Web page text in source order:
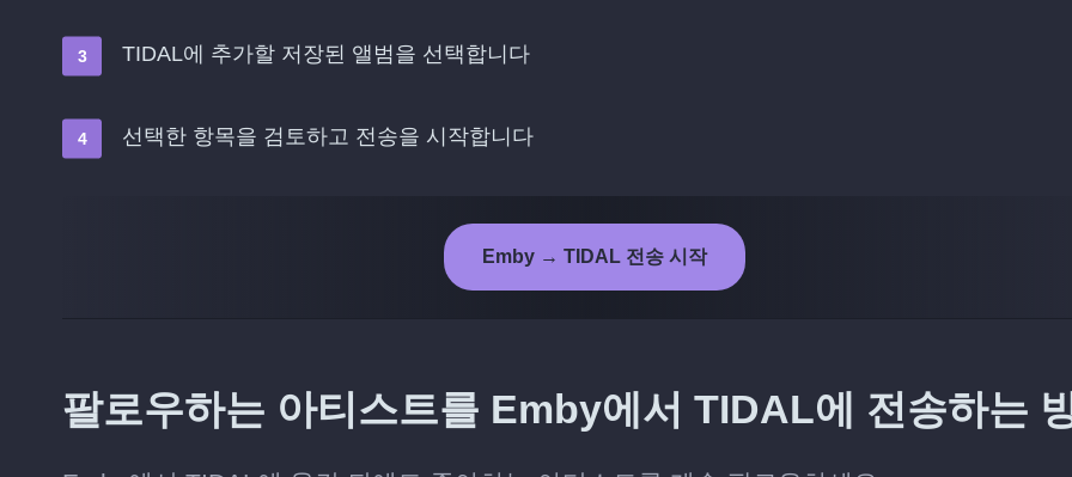
TIDAL에 추가할 저장된 앨범을 선택합니다
선택한 항목을 검토하고 전송을 시작합니다
Emby → TIDAL 전송 시작
팔로우하는 아티스트를 Emby에서 TIDAL에 전송하는